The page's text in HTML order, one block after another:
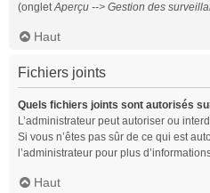
(ongletAperçu --> Gestion des
Haut
Fichiers joints
Quels fichiers joints sont autorisés
L’administrateur peut autoriser ou
Si vous n’êtes pas sûr de ce qui est
l’administrateur pour plus
Haut